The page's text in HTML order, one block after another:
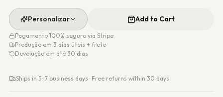
Personalizar Add to Cart
Pagamento 100% seguro via Stripe
Produção em 3 dias úteis + frete
Devolução em até 30 dias
Ships in 5–7 business days · Free returns within 30 days